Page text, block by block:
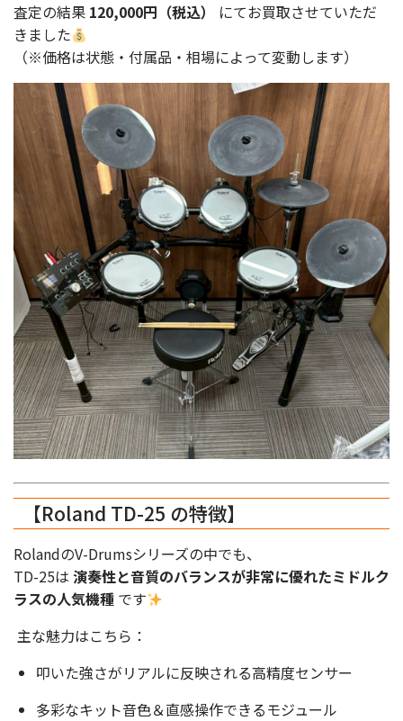
査定の結果 120,000円（税込）
にてお買取させていただ
きました
（※価格は状態・付属品・相場によって変動します）
【Roland TD-25 の特徴】
RolandのV-Drumsシリーズの中でも、
TD-25は 演奏性と音質のバランスが非常に優れたミドルク
ラスの人気機種 です
主な魅力はこちら：
叩いた強さがリアルに反映される高精度センサー
多彩なキット音色＆直感操作できるモジュール